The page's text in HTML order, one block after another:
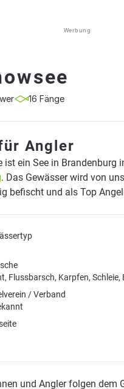
Werbung
16 Fänge
Angler
ist ein See in Brandenburg
. Das Gewässer wird von
befischt und als Top
Flussbarsch, Karpfen, Schleie,
/ Verband
und Angler folgen dem